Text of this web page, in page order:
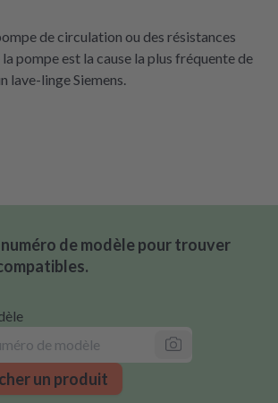
de circulation ou des résistances
pompe est la cause la plus fréquente de
lave-linge Siemens.
de modèle pour trouver
un produit